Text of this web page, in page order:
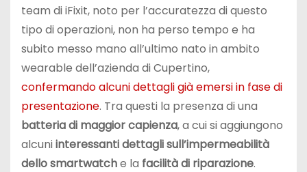
team di iFixit, noto per l’accuratezza di questo
tipo di operazioni, non ha perso tempo e ha
subito messo mano all’ultimo nato in ambito
wearable dell’azienda di Cupertino,
confermando alcuni dettagli già emersi in fase di
presentazione. Tra questi la presenza di una
batteria di maggior capienza, a cui si aggiungono
alcuniinteressanti dettagli sull’impermeabilità
dello smartwatche la facilità di riparazione.